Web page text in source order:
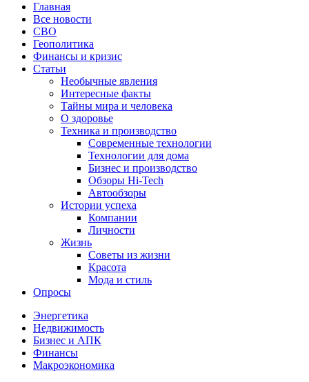
Главная
Все новости
СВО
Геополитика
Финансы и кризис
Статьи
Необычные явления
Интересные факты
Тайны мира и человека
О здоровье
Техника и производство
Современные технологии
Технологии для дома
Бизнес и производство
Обзоры Hi-Tech
Автообзоры
Истории успеха
Компании
Личности
Жизнь
Советы из жизни
Красота
Мода и стиль
Опросы
Энергетика
Недвижимость
Бизнес и АПК
Финансы
Макроэкономика